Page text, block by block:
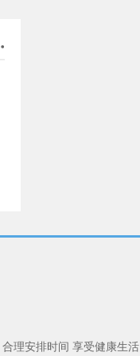
理安排时间 享受健康生活